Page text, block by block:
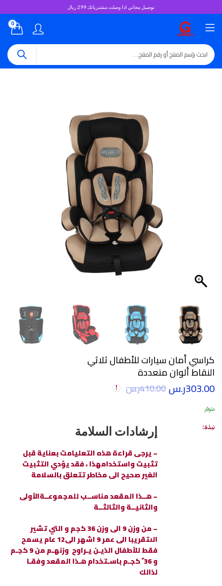
توصيل مجاني اذا وصلت مشترياتك 299 ريال
0
كراسي أمان سيارات للأطفال ثلاثي
النقاط ألوان متعددة
303.00ر.س410.00ر.س
متوفر
نبذة: إرشادات السلامة
– يرجى قراءة هذه التعليامت بعناية قبل
تثبيت واستخدامهذا ، فقد يؤدي التثبيت
الغير صحيح الى مخاطر تتعلق بالسلامة
– هــذا المقعد مناســب للمجموعــةالأولى
والثانيــة والثالثــة
– من وزن 9 الى وزن 36 كجم و التي تشير
الىتقريبا الى عمر 9 اشهر الى12 عام يسمح
فقط للأطفال الذيـن يـراوح وزنهـم من 9 كجـم
و 36 ً كجـم باسـتخدام هـذا المقعد وفقـا
لذالك